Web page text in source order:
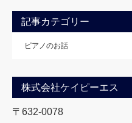
記事カテゴリー
ピアノのお話
株式会社ケイピーエス
〒632-0078